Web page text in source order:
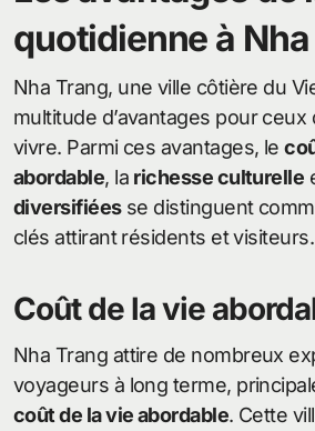
quotidienne à
Nha Trang, une ville côtière du
multitude d’avantages pour ceux
vivre. Parmi ces avantages, le
abordable, la richesse culturelle
diversifiéesse distinguent
clés attirant résidents et visiteurs.
Coût de la vie
Nha Trang attire de nombreux
voyageurs à long terme,
coût de la vie abordable. Cette